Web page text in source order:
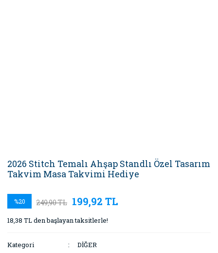
2026 Stitch Temalı Ahşap Standlı Özel Tasarım
Takvim Masa Takvimi Hediye
%20 249,90 TL 199,92 TL
18,38 TL den başlayan taksitlerle!
Kategori
DİĞER